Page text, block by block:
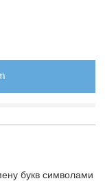
букв символами